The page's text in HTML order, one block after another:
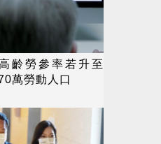
齡勞參率若升至
萬勞動人口